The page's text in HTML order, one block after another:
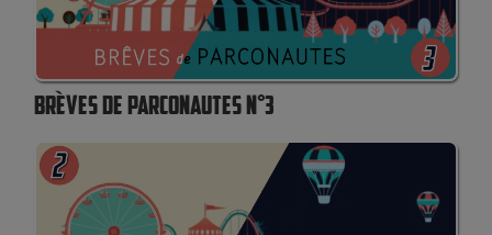
BRÈVES DE PARCONAUTES N°3